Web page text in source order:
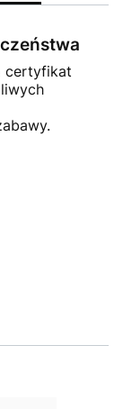
certyfikat